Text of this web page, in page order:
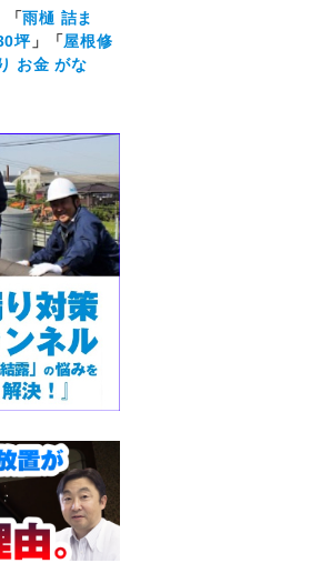
「雨樋 詰ま
坪」「屋根修
お金 がな